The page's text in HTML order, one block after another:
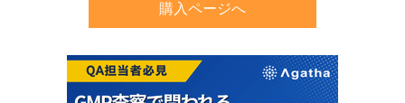
購入ページへ